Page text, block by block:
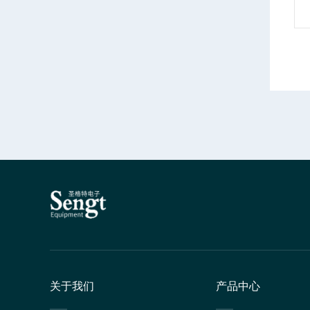
关于我们 产品中心